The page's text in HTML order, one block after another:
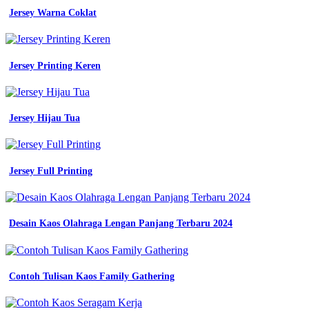
seragam
dibagian
planning
seragam
di
banjarmasin
k3
polos
biru
desain
polos
seragam
mahasiswa
putih
Jersey Warna Coklat
Jersey Printing Keren
Jersey Hijau Tua
Jersey Full Printing
Desain Kaos Olahraga Lengan Panjang Terbaru 2024
Contoh Tulisan Kaos Family Gathering